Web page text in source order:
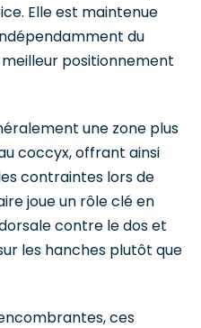
Elle est maintenue
du
positionnement
une zone plus
coccyx, offrant ainsi
contraintes lors de
joue un rôle clé en
contre le dos et
les hanches plutôt que
ces